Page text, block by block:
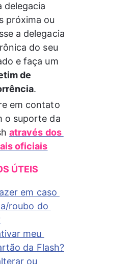
delegacia
próxima ou
a delegacia
do seu
e faça um
de
.
em contato
o suporte da
através dos
oficiais
ÚTEIS
em caso
roubo do
meu
da Flash?
ou